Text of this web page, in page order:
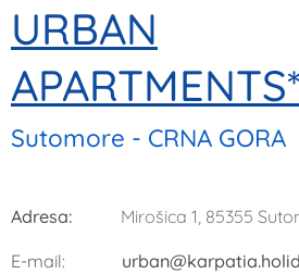
URBAN
Sutomore - CRNA GORA
Adresa: Mirošica 1, 85355
E-mail: